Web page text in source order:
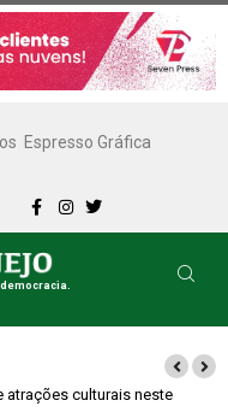
Espresso Gráfica
e conspiração em um